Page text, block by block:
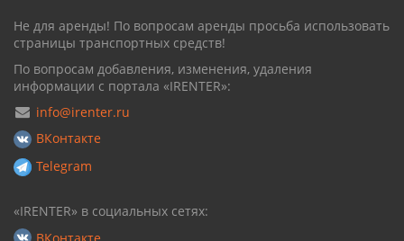
Не для аренды! По вопросам аренды просьба использовать
страницы транспортных средств!
По вопросам добавления, изменения, удаления
информации с портала «IRENTER»:
info@irenter.ru
ВКонтакте
Telegram
«IRENTER» в социальных сетях:
ВКонтакте